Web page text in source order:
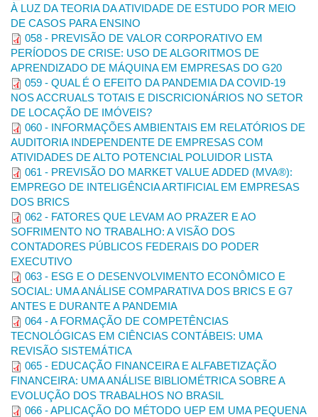
Artigo online (retirado da internet):
SILVA, L. M. Contabilidade pública: reflexões sobre a
governança pública. Revista Abracicon Saber. Brasilia, v. 1, n.
1, p. 15-19. Disponível
em:<http://www.abracicon.org/index.php/publicacoes/revista-
abracicon-saber/item/revista>. Acesso em: 21 dez 2014.
Trabalhos de anais:
CARASTAN, J. T. Custo meta e custo padrão como
instrumentos do planejamento empresarial para obter vantagem
competitiva. In: Congresso Brasileiro de Custos. Anais ... São
Leopoldo, RS, Brasil, 1999.
Dissertações e teses:
LIMA, A. L. de A.Análise das congruências com vistas à
harmonização das formas de contabilização de derivativos
entre Brasil e Argentina. 2000. 110 f. Dissertação (Mestrado
em Administração) – Programa de Pós-Graduação em
Administração, Universidade Federal de Santa Catarina,
Florianópolis, 2000.
Para mais detalhes e exemplos sobre citações e referências,
consulte:https://bibliotecas.ufu.br/servicos/tutoriais item
À LUZ DA TEORIA DA ATIVIDADE DE ESTUDO POR MEIO
DE CASOS PARA ENSINO
058 - PREVISÃO DE VALOR CORPORATIVO EM
PERÍODOS DE CRISE: USO DE ALGORITMOS DE
APRENDIZADO DE MÁQUINA EM EMPRESAS DO G20
059 - QUAL É O EFEITO DA PANDEMIA DA COVID-19
NOS ACCRUALS TOTAIS E DISCRICIONÁRIOS NO SETOR
DE LOCAÇÃO DE IMÓVEIS?
060 - INFORMAÇÕES AMBIENTAIS EM RELATÓRIOS DE
AUDITORIA INDEPENDENTE DE EMPRESAS COM
ATIVIDADES DE ALTO POTENCIAL POLUIDOR LISTA
061 - PREVISÃO DO MARKET VALUE ADDED (MVA®):
EMPREGO DE INTELIGÊNCIA ARTIFICIAL EM EMPRESAS
DOS BRICS
062 - FATORES QUE LEVAM AO PRAZER E AO
SOFRIMENTO NO TRABALHO: A VISÃO DOS
CONTADORES PÚBLICOS FEDERAIS DO PODER
EXECUTIVO
063 - ESG E O DESENVOLVIMENTO ECONÔMICO E
SOCIAL: UMA ANÁLISE COMPARATIVA DOS BRICS E G7
ANTES E DURANTE A PANDEMIA
064 - A FORMAÇÃO DE COMPETÊNCIAS
TECNOLÓGICAS EM CIÊNCIAS CONTÁBEIS: UMA
REVISÃO SISTEMÁTICA
065 - EDUCAÇÃO FINANCEIRA E ALFABETIZAÇÃO
FINANCEIRA: UMA ANÁLISE BIBLIOMÉTRICA SOBRE A
EVOLUÇÃO DOS TRABALHOS NO BRASIL
066 - APLICAÇÃO DO MÉTODO UEP EM UMA PEQUENA